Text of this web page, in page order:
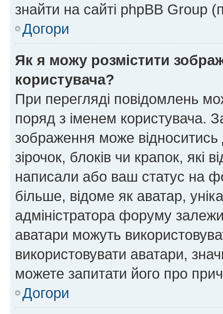
знайти на сайті phpBB Group
Догори
Як я можу розмістити
користувача?
При перегляді повідомлень
поряд з іменем користувача.
зображення може відноситись
зірочок, блоків чи крапок, які
написали або ваш статус на
більше, відоме як аватар,
адміністратора форуму
аватари можуть
використовувати аватари,
можете запитати його про
Догори